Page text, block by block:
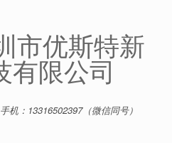
市优斯特新
有限公司
机：13316502397（微信同号）